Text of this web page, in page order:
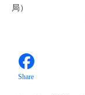
局）
Share